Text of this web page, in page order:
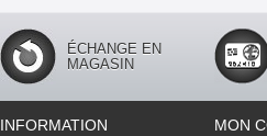
ÉCHANGE EN
MAGASIN
INFORMATION MON